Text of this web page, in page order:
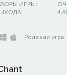
ИГРЫ:
4
Ролевая игра